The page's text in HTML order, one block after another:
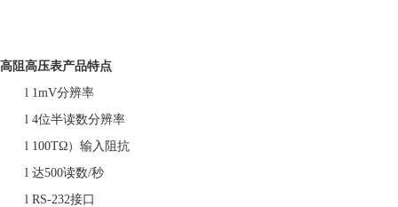
高阻高压表产品特点
l 1mV分辨率
l 4位半读数分辨率
l 100TΩ）输入阻抗
l 达500读数/秒
l RS-232接口